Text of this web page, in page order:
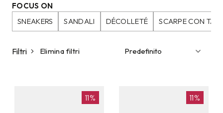
FOCUS ON
SNEAKERS
SANDALI DÉCOLLETÉ SCARPE CON
Filtri Elimina filtri
11% 11%